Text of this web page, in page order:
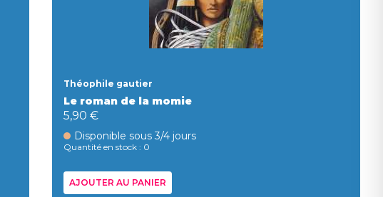
Théophile gautier
Le roman de la momie
5,90 €
Disponible sous 3/4 jours
Quantité en stock : 0
AJOUTER AU PANIER